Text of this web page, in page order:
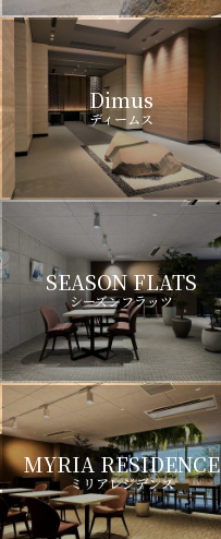
Dimus
ディームス
SEASON FLATS
シーズンフラッツ
MYRIA RESIDENCE
ミリアレジデンス